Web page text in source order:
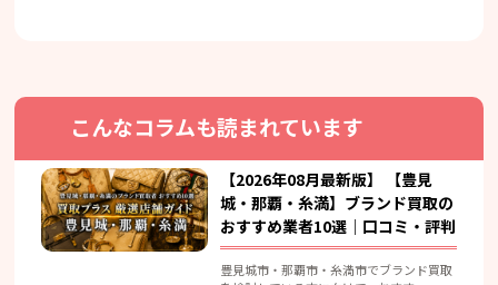
こんなコラムも読まれています
【2026年08月最新版】 【豊見
城・那覇・糸満】ブランド買取の
おすすめ業者10選｜口コミ・評判
豊見城市・那覇市・糸満市でブランド買取